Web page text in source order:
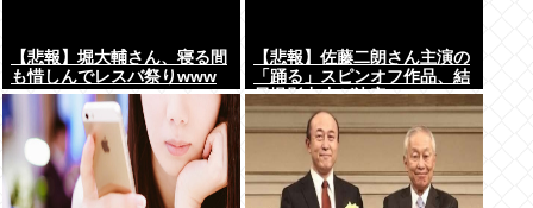
【悲報】堀大輔さん、寝る間
も惜しんでレスバ祭りwww
【悲報】佐藤二朗さん主演の
「踊る」スピンオフ作品、結
局撮影中止が決定www